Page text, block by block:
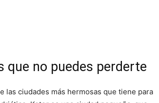
que no puedes perderte
las ciudades más hermosas que tiene para